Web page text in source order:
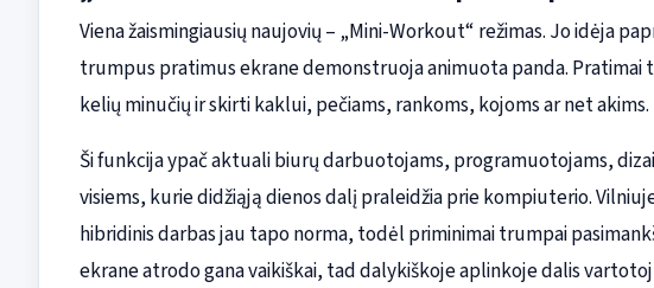
Viena žaismingiausių naujovių – „Mini-Workout“ režimas. Jo idėja
trumpus pratimus ekrane demonstruoja animuota panda. Pratimai
kelių minučių ir skirti kaklui, pečiams, rankoms, kojoms ar net akims.
Ši funkcija ypač aktuali biurų darbuotojams, programuotojams,
visiems, kurie didžiąją dienos dalį praleidžia prie kompiuterio.
hibridinis darbas jau tapo norma, todėl priminimai trumpai
ekrane atrodo gana vaikiškai, tad dalykiškoje aplinkoje dalis